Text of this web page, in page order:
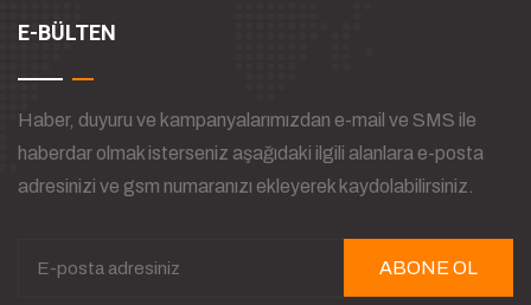
E-BÜLTEN
Haber, duyuru ve kampanyalarımızdan e-mail ve SMS ile
haberdar olmak isterseniz aşağıdaki ilgili alanlara e-posta
adresinizi ve gsm numaranızı ekleyerek kaydolabilirsiniz.
ABONE OL